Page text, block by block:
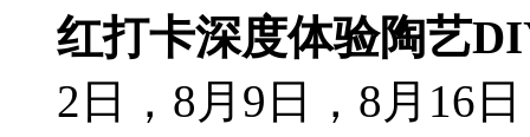
红打卡深度体验陶艺
2日，8月9日，8月16